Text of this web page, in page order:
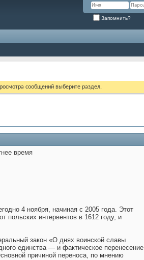
Запомнить?
сообщений выберите раздел.
время
4 ноября, начиная с 2005 года. Этот
польских интервентов в 1612 году, и
закон «О днях воинской славы
единства — и фактическое перенесение
причиной переноса, по мнению